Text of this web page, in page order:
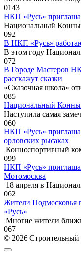
0143
НКП «Русь»
Национальный
092
В НКП «Русь»
В этом году
072
В Городе Мастеров
расскажут сказки
«Сказочная школа»
085
Национальный
Наступила самая
060
НКП «Русь»
орловских рысаках
Конноспортивный
099
НКП «Русь»
Мотомосква
18 апреля в
062
Жители Подмосковья
«Русь»
Многие жители
067
© 2026 Строительный